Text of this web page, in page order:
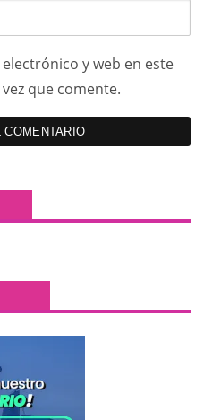
y web en este
que comente.